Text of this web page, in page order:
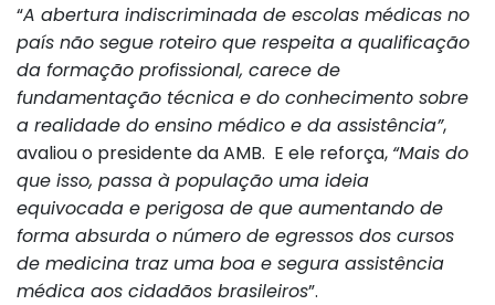
“A abertura indiscriminada de escolas médicas no
país não segue roteiro que respeita a qualificação
da formação profissional, carece de
fundamentação técnica e do conhecimento sobre
a realidade do ensino médico e da assistência”,
avaliou o presidente da AMB. E ele reforça, “Mais do
que isso, passa à população uma ideia
equivocada e perigosa de que aumentando de
forma absurda o número de egressos dos cursos
de medicina traz uma boa e segura assistência
médica aos cidadãos brasileiros”.